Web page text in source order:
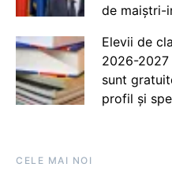
de maiștri-
Elevii de
2026-2027
sunt
profil și
CELE MAI NOI